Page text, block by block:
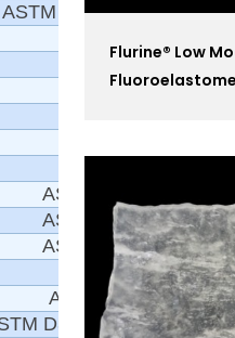
ASTM D1646 ML 1+10 a
ASTM D412 Metodo A
ASTM D412 Metodo
ASTM D412 Metodo
ASTM D624
ASTM D2240, Tipo A
D395, Test B 70 ore
Flurine® Low